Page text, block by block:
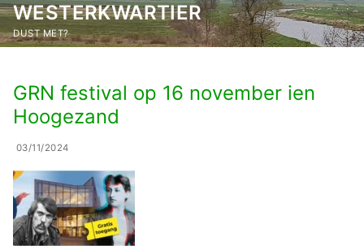
WESTERKWARTIER
DUST MET? Zoeken naar:
GRN festival op 16 november ien
Hoogezand
03/11/2024